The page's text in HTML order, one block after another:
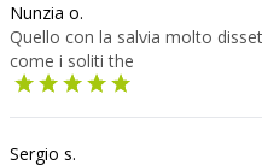
Nunzia o.
Quello con la salvia molto
come i soliti the
Sergio s.